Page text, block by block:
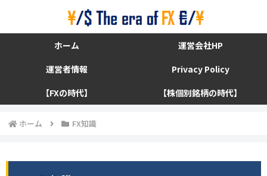
ホーム
運営会社HP
運営者情報
Privacy Policy
【FXの時代】
【株個別銘柄の時代】
ホーム FX知識